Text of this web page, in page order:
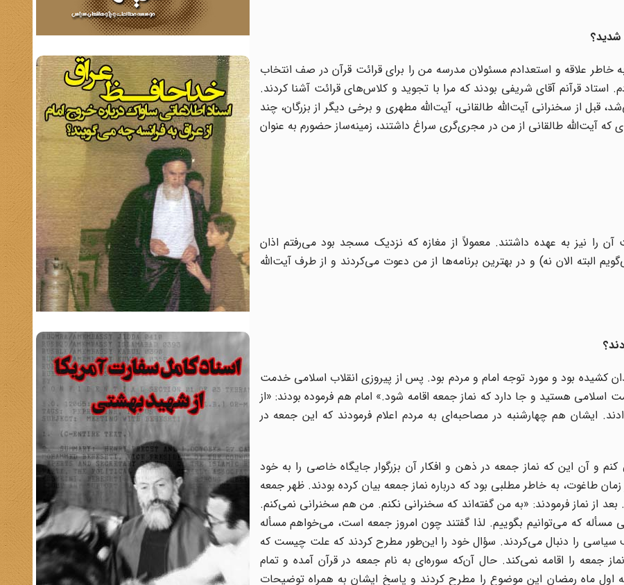
شدید؟
خاطر علاقه و استعدادم مسئولان مدرسه من را برای قرائت قرآن در صف انتخاب
قرآنم آقای شریفی بودند که مرا با تجوید و کلاس‌های قرائت آشنا کردند.
از سخنرانی آیت‌الله طالقانی، آیت‌الله مطهری و برخی دیگر از بزرگان، چند
که آیت‌الله طالقانی از من در مجری‌گری سراغ داشتند، زمینه‌ساز حضورم به عنوان
را نیز به عهده داشتند. معمولاً از مغازه که نزدیک مسجد بود می‌رفتم اذان
البته الان نه) و در بهترین برنامه‌ها از من دعوت می‌کردند و از طرف آیت‌الله
کشیده بود و مورد توجه امام و مردم بود. پس از پیروزی انقلاب اسلامی خدمت
اسلامی هستید و جا دارد که نماز جمعه اقامه شود.» امام هم فرموده بودند: «از
ایشان هم چهارشنبه در مصاحبه‌ای به مردم اعلام فرمودند که این جمعه در
کنم و آن این که نماز جمعه در ذهن و افکار آن بزرگوار جایگاه خاصی را به خود
طاغوت، به خاطر مطلبی بود که درباره نماز جمعه بیان کرده بودند. ظهر جمعه
از نماز فرمودند: «به من گفته‌اند که سخنرانی نکنم. من هم سخنرانی نمی‌کنم.
مسأله که می‌توانیم بگوییم. لذا گفتند چون امروز جمعه است، می‌خواهم مسأله
سیاسی را دنبال می‌کردند. سؤال خود را این‌طور مطرح کردند که علت چیست که
جمعه را اقامه نمی‌کند. حال آن‌که سوره‌ای به نام جمعه در قرآن آمده و تمام
اول ماه رمضان این موضوع را مطرح کردند و پاسخ ایشان به همراه توضیحات